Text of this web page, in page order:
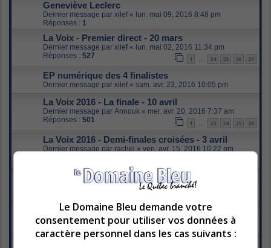
Geneviève Leclerc
Dernier message par xilef« lun. mai 09, 2016 8:48 pm
Réponses : 1
La Voix - Premier direct - 20 mars
Dernier message par xilef« lun. mai 02, 2016 11:34 pm
Réponses : 527 1 24 25 26 27
EP numérique des 4 finalistes
Dernier message par xilef« sam. avr. 23, 2016 10:05 pm
La Voix 2016 - La finale - 10 avril
Dernier message par Annouk « mer. avr. 20, 2016 7:37 am
Réponses : 501 1 23 24 25 26
La Voix 2016 - Demi-finales croisées - 3 avril
Dernier message par rachel « ven. avr. 15, 2016 10:22 pm
Prestation des quatre finalistes à la Voix 2016
Dernier message parxilef«lun. avr. 11, 2016 12:23 am
Sondage : Qui aimerez vous voir gagner la finale ?
Dernier message parxilef« sam. avr. 09, 2016 4:25 pm
La Voix - Deuxième direct - 27 mars
Le Domaine Bleu demande votre
consentement pour utiliser vos données à
caractère personnel dans les cas suivants :